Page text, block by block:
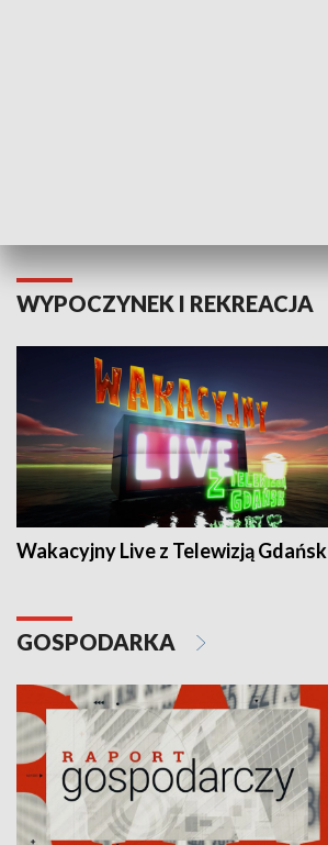
WYPOCZYNEK I REKREACJA
Wakacyjny Live z Telewizją Gdańsk
GOSPODARKA